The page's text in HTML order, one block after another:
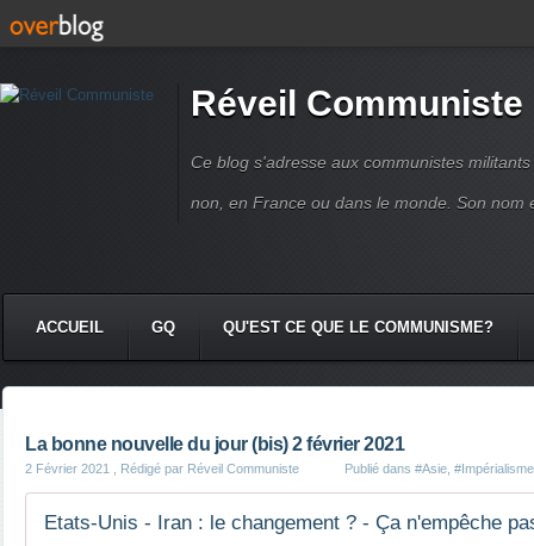
Réveil Communiste
Ce blog s'adresse aux communistes
non, en France ou dans le monde. Son nom
ACCUEIL GQ QU'EST CE QUE LE COMMUNISME?
La bonne nouvelle du jour (bis) 2 février 2021
2 Février 2021 , Rédigé par Réveil Communiste Publié dans #Asie #Impérialisme
Etats-Unis - Iran : le changement ? - Ça n'empêche